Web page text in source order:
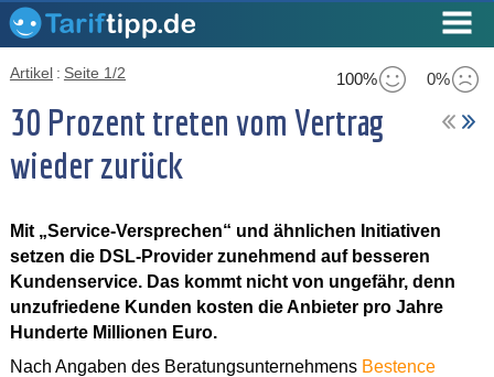
100% 0%
Artikel : Seite 1/2
30 Prozent treten vom Vertrag
wieder zurück
Mit „Service-Versprechen“ und ähnlichen Initiativen
setzen die DSL-Provider zunehmend auf besseren
Kundenservice. Das kommt nicht von ungefähr, denn
unzufriedene Kunden kosten die Anbieter pro Jahre
Hunderte Millionen Euro.
Nach Angaben des Beratungsunternehmens Bestence